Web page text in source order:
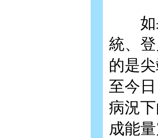
如果
統、
的是
至今
病況
成能